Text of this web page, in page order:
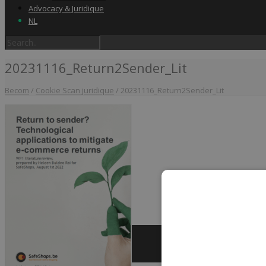
Becom Trustmark
Cookiescan
Advocacy & Juridique
NL
20231116_Return2Sender_Lit
Becom / Cookie Scan juridique / 20231116_Return2Sender_Lit